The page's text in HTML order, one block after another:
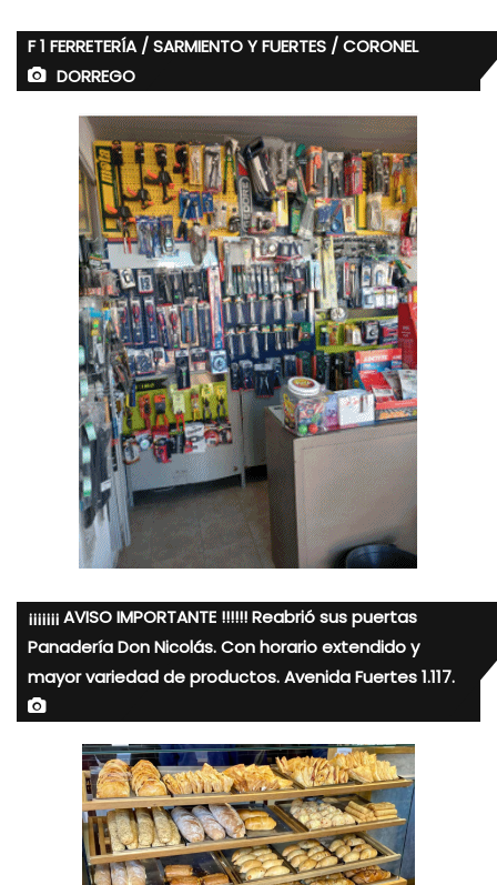
F 1 FERRETERÍA / SARMIENTO Y FUERTES / CORONEL
DORREGO
¡¡¡¡¡¡¡ AVISO IMPORTANTE !!!!!! Reabrió sus puertas
Panadería Don Nicolás. Con horario extendido y
mayor variedad de productos. Avenida Fuertes 1.117.